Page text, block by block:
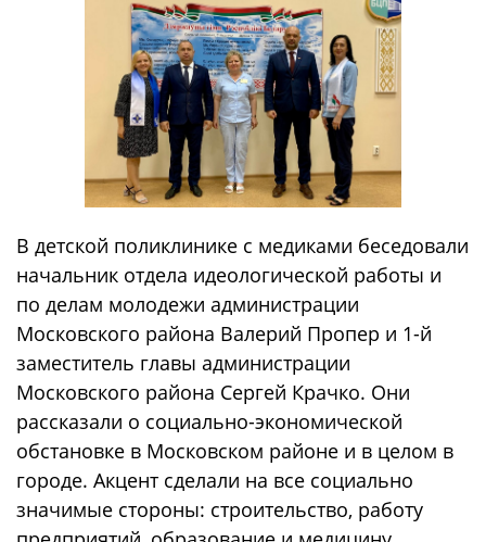
В детской поликлинике с медиками беседовали
начальник отдела идеологической работы и
по делам молодежи администрации
Московского района Валерий Пропер и 1-й
заместитель главы администрации
Московского района Сергей Крачко. Они
рассказали о социально-экономической
обстановке в Московском районе и в целом в
городе. Акцент сделали на все социально
значимые стороны: строительство, работу